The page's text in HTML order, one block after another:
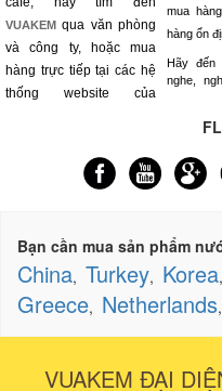
VUAKEM qua văn phòng
và công ty, hoặc mua
hàng trực tiếp tại các hệ
thống website của
mua
hàng ổn
Hãy đến
nghe,
Bạn cần mua sản phẩm
China, Turkey, Korea,
Greece, Netherlands,
VUAKEM ĐẠI